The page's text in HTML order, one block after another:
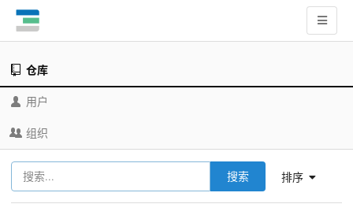
仓库
用户
组织
排序
搜索